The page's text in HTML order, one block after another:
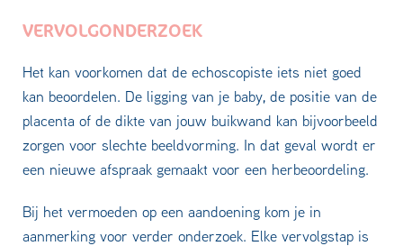
VERVOLGONDERZOEK
Het kan voorkomen dat de echoscopiste iets niet goed
kan beoordelen. De ligging van je baby, de positie van de
placenta of de dikte van jouw buikwand kan bijvoorbeeld
zorgen voor slechte beeldvorming. In dat geval wordt er
een nieuwe afspraak gemaakt voor een herbeoordeling.
Bij het vermoeden op een aandoening kom je in
aanmerking voor verder onderzoek. Elke vervolgstap is